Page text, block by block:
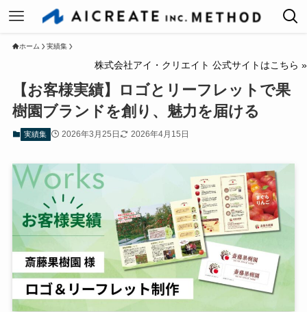
ホーム 実績集
【お客様実績】ロゴとリーフレットで果
樹園ブランドを創り、魅力を届ける
実績集 2026年3月25日 2026年4月15日
株式会社アイ・クリエイト 公式サイトはこちら »